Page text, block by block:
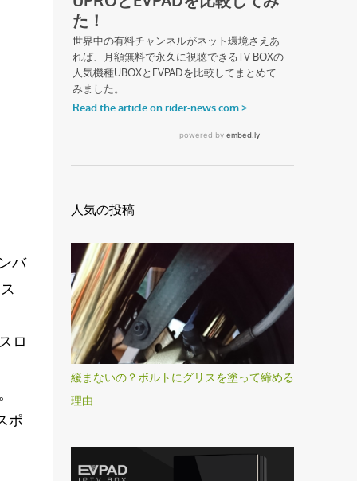
バ
ロ
ポ
人気の投稿
緩まないの？ボルトにグリスを塗って締める
理由